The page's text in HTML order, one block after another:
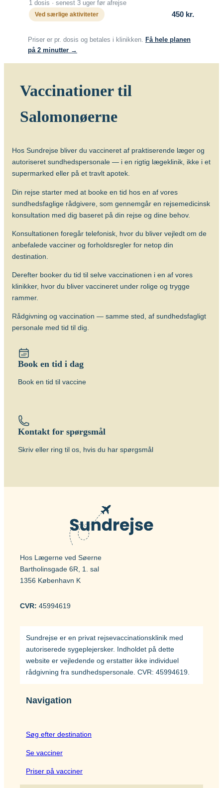
Om sygdommen
Malaria
Beskyttelsens varighed
Vaccinen beskytter bedst hos børn mod
TB-meningitis) og effekten hos voksne er
tvivlsom og bør primært overvejes, hvis
der er stor risiko for at blive smittet med
Om sygdommen
Vaccines”)
1 dosis · senest 3 uger før afrejse
Ved særlige aktiviteter
450 kr.
Priser er pr. dosis og betales i klinikken. Få hele planen
på 2 minutter →
Vaccinationer til
Salomonøerne
Hos Sundrejse bliver du vaccineret af praktiserende læger og
autoriseret sundhedspersonale — i en rigtig lægeklinik, ikke i et
supermarked eller på et travlt apotek.
Din rejse starter med at booke en tid hos en af vores
sundhedsfaglige rådgivere, som gennemgår en rejsemedicinsk
konsultation med dig baseret på din rejse og dine behov.
Konsultationen foregår telefonisk, hvor du bliver vejledt om de
anbefalede vacciner og forholdsregler for netop din
destination.
Derefter booker du tid til selve vaccinationen i en af vores
klinikker, hvor du bliver vaccineret under rolige og trygge
rammer.
Rådgivning og vaccination — samme sted, af sundhedsfagligt
personale med tid til dig.
Book en tid i dag
Book en tid til vaccine
Kontakt for spørgsmål
Skriv eller ring til os, hvis du har spørgsmål
Hos Lægerne ved Søerne
Bartholinsgade 6R, 1. sal
1356 København K
CVR: 45994619
Sundrejse er en privat rejsevaccinationsklinik med
autoriserede sygeplejersker. Indholdet på dette
website er vejledende og erstatter ikke individuel
rådgivning fra sundhedspersonale. CVR: 45994619.
Navigation
Søg efter destination
Se vacciner
Priser på vacciner